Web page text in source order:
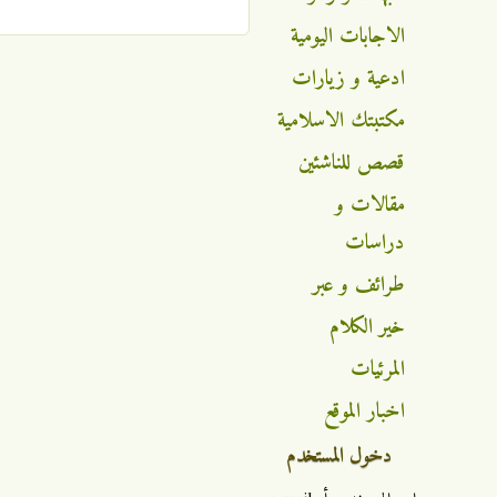
الاجابات اليومية
ادعية و زيارات
مكتبتك الاسلامية
قصص للناشئين
مقالات و
دراسات
طرائف و عبر
خير الكلام
المرئيات
اخبار الموقع
دخول المستخدم